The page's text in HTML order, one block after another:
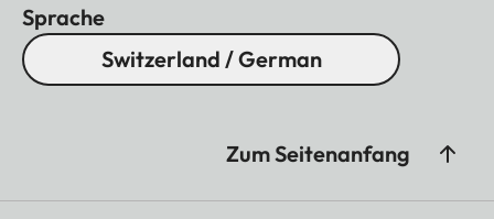
Sprache
Switzerland / German
Zum Seitenanfang